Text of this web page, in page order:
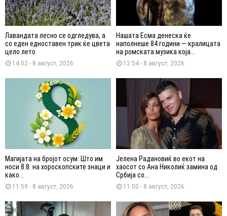
Лавандата лесно се одгледува, а
со еден едноставен трик ќе цвета
цело лето
14:02 - 8 август, 2026
Нашата Есма денеска ќе
наполнеше 84 години — кралицата
на ромската музика која...
12:54 - 8 август, 2026
Магијата на бројот осум: Што им
носи 8.8. на хороскопските знаци и
како...
11:59 - 8 август, 2026
Јелена Радановиќ во екот на
хаосот со Ана Николиќ замина од
Србија со...
11:00 - 8 август, 2026